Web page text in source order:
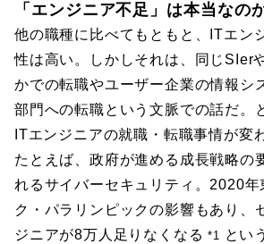
「エンジニア不足」は本当なの
他の職種に比べてもともと、ITエン
性は高い。しかしそれは、同じSIer
かでの転職やユーザー企業の情報シ
部門への転職という文脈での話だ。
ITエンジニアの就職・転職事情が変
たとえば、政府が進める成長戦略の
れるサイバーセキュリティ。2020年
ク・パラリンピックの影響もあり、
ジニアが8万人足りなくなる*1 とい